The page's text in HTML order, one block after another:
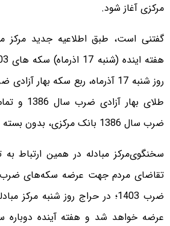
مرکزی آغاز شود.
گفتنی است، طبق اطلاعیه جدید مرکز
طلای
ضرب سال 1386 بانک مرکزی، بدون بسته بندی عرضه می‌شود.
سخنگوی‌مرکز مبادله در همین ارتباط